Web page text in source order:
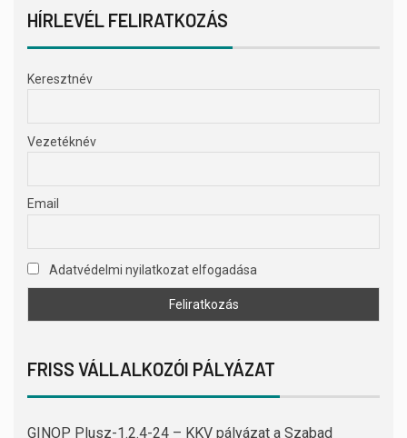
HÍRLEVÉL FELIRATKOZÁS
Keresztnév
Vezetéknév
Email
Adatvédelmi nyilatkozat elfogadása
FRISS VÁLLALKOZÓI PÁLYÁZAT
GINOP Plusz-1.2.4-24 – KKV pályázat a Szabad